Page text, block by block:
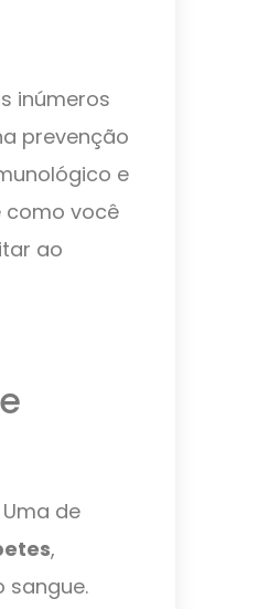
inúmeros
prevenção
e
como você
ao
Uma de
,
sangue.